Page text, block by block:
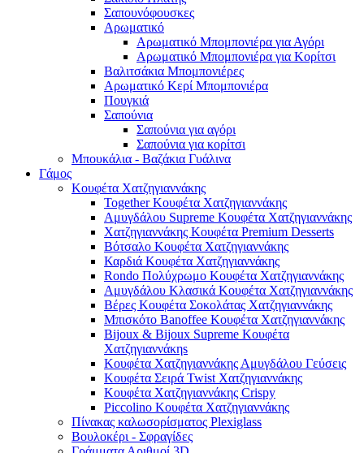
Σαπουνόφουσκες
Αρωματικό
Αρωματικό Μπομπονιέρα για Αγόρι
Αρωματικό Μπομπονιέρα για Κορίτσι
Βαλιτσάκια Μπομπονιέρες
Αρωματικό Κερί Μπομπονιέρα
Πουγκιά
Σαπούνια
Σαπούνια για αγόρι
Σαπούνια για κορίτσι
Μπουκάλια - Βαζάκια Γυάλινα
Γάμος
Κουφέτα Χατζηγιαννάκης
Together Κουφέτα Χατζηγιαννάκης
Αμυγδάλου Supreme Κουφέτα Χατζηγιαννάκης
Χατζηγιαννάκης Κουφέτα Premium Desserts
Βότσαλο Κουφέτα Χατζηγιαννάκης
Καρδιά Κουφέτα Χατζηγιαννάκης
Rondo Πολύχρωμο Κουφέτα Χατζηγιαννάκης
Αμυγδάλου Κλασικά Κουφέτα Χατζηγιαννάκης
Βέρες Κουφέτα Σοκολάτας Χατζηγιαννάκης
Μπισκότο Banoffee Κουφέτα Χατζηγιαννάκης
Bijoux & Bijoux Supreme Κουφέτα
Χατζηγιαννάκηs
Κουφέτα Χατζηγιαννάκης Αμυγδάλου Γεύσεις
Κουφέτα Σειρά Twist Χατζηγιαννάκης
Κουφέτα Χατζηγιαννάκης Crispy
Piccolino Κουφέτα Χατζηγιαννάκης
Πίνακας καλωσορίσματος Plexiglass
Βουλοκέρι - Σφραγίδες